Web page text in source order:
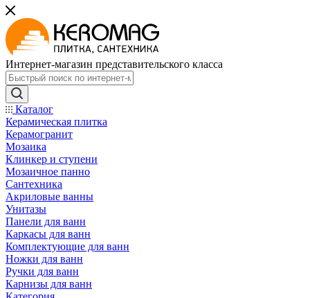
Интернет-магазин представительского класса
Каталог
Керамическая плитка
Керамогранит
Мозаика
Клинкер и ступени
Мозаичное панно
Сантехника
Акриловые ванны
Унитазы
Панели для ванн
Каркасы для ванн
Комплектующие для ванн
Ножки для ванн
Ручки для ванн
Карнизы для ванн